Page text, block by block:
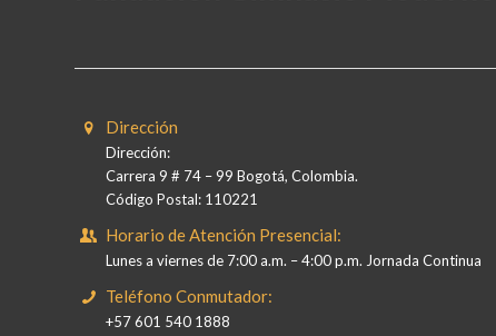
Dirección
Dirección:
Carrera 9 # 74 – 99 Bogotá, Colombia.
Código Postal: 110221
Horario de Atención Presencial:
Lunes a viernes de 7:00 a.m. – 4:00 p.m. Jornada Continua
Teléfono Conmutador:
+57 601 540 1888